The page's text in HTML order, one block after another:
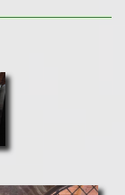
da qualsiasi
per le tue
informatico,